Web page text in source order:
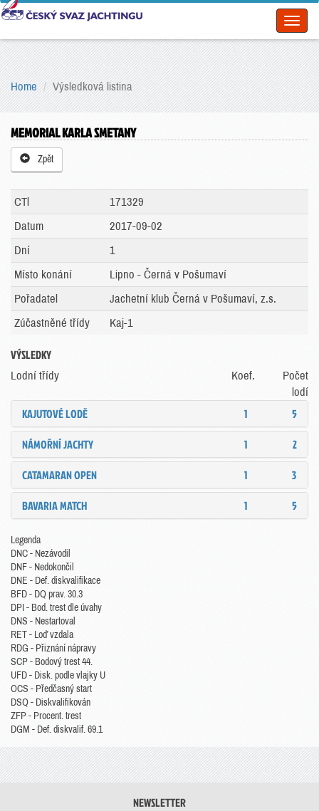
Home Výsledková listina
MEMORIAL KARLA SMETANY
Zpět
CTl
171329
Datum
2017-09-02
Dní
1
Místo konání
Lipno - Černá v Pošumaví
Pořadatel
Jachetní klub Černá v Pošumaví, z.s.
Zúčastněné třídy
Kaj-1
VÝSLEDKY
Lodní třídy Koef.
Počet
lodí
KAJUTOVÉ LODĚ 1
5
NÁMOŘNÍ JACHTY
1
2
CATAMARAN OPEN
1
3
BAVARIA MATCH
1 5
Legenda
DNC - Nezávodil
DNF - Nedokončil
DNE - Def. diskvalifikace
BFD - DQ prav. 30.3
DPI - Bod. trest dle úvahy
DNS - Nestartoval
RET - Loď vzdala
RDG - Přiznání nápravy
SCP - Bodový trest 44.
UFD - Disk. podle vlajky U
OCS - Předčasný start
DSQ - Diskvalifikován
ZFP - Procent. trest
DGM - Def. diskvalif. 69.1
NEWSLETTER